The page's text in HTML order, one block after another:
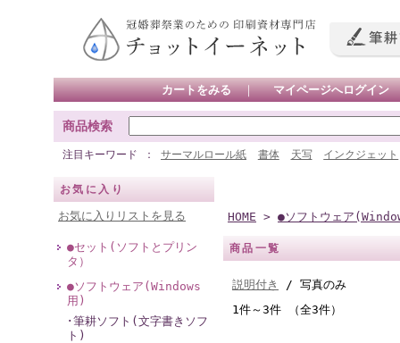
カートをみる ｜ マイページへログイン
商品検索
注目キーワード サーマルロール紙 書体 天写 インクジェット
お気に入り
お気に入りリストを見る
●セット(ソフトとプリン
タ）
●ソフトウェア(Windows
用)
･筆耕ソフト(文字書きソフ
ト)
HOME > ●ソフトウェア
商品一覧
説明付き
/ 写真のみ
1件～3件 （全3件）